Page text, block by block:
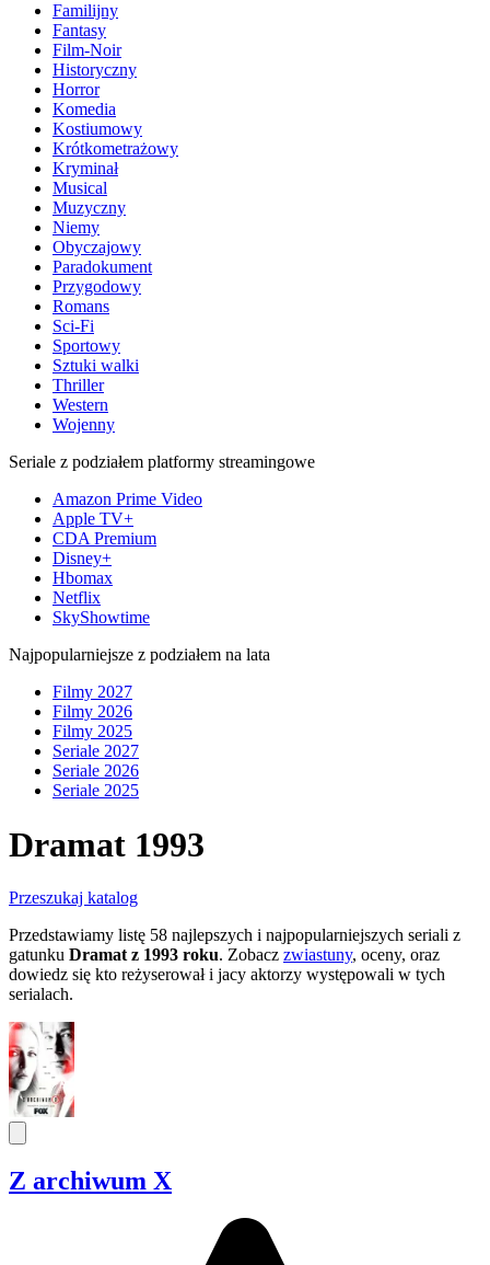
Familijny
Fantasy
Film-Noir
Historyczny
Horror
Komedia
Kostiumowy
Krótkometrażowy
Kryminał
Musical
Muzyczny
Niemy
Obyczajowy
Paradokument
Przygodowy
Romans
Sci-Fi
Sportowy
Sztuki walki
Thriller
Western
Wojenny
Seriale z podziałem platformy streamingowe
Amazon Prime Video
Apple TV+
CDA Premium
Disney+
Hbomax
Netflix
SkyShowtime
Najpopularniejsze z podziałem na lata
Filmy 2027
Filmy 2026
Filmy 2025
Seriale 2027
Seriale 2026
Seriale 2025
Dramat 1993
Przeszukaj katalog
Przedstawiamy listę 58 najlepszych i najpopularniejszych seriali z
gatunku Dramat z 1993 roku. Zobacz zwiastuny, oceny, oraz
dowiedz się kto reżyserował i jacy aktorzy występowali w tych
serialach.
Z archiwum X